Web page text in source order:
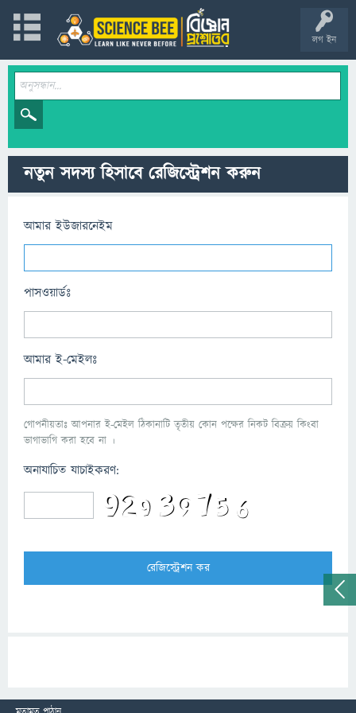
লগ ইন
নতুন সদস্য হিসাবে রেজিস্ট্রেশন করুন
আমার ইউজারনেইম
পাসওয়ার্ডঃ
আমার ই-মেইলঃ
গোপনীয়তাঃ আপনার ই-মেইল ঠিকানাটি তৃতীয় কোন পক্ষের নিকট বিক্রয় কিংবা
ভাগাভাগি করা হবে না ।
অনাযাচিত যাচাইকরণ: